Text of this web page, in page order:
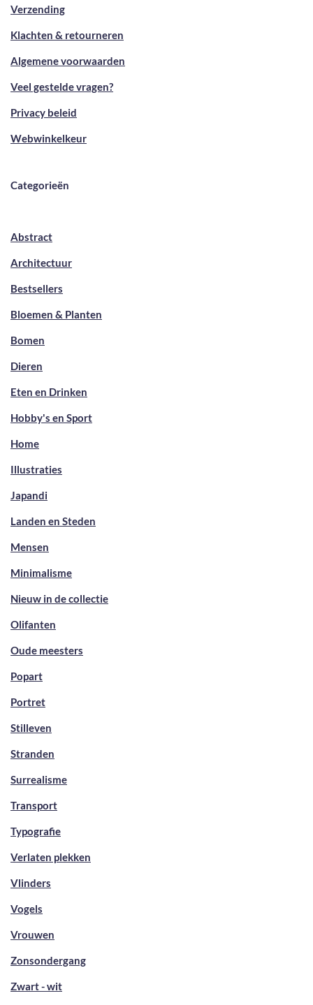
Verzending
Klachten & retourneren
Algemene voorwaarden
Veel gestelde vragen?
Privacy beleid
Webwinkelkeur
Categorieën
Abstract
Architectuur
Bestsellers
Bloemen & Planten
Bomen
Dieren
Eten en Drinken
Hobby's en Sport
Home
Illustraties
Japandi
Landen en Steden
Mensen
Minimalisme
Nieuw in de collectie
Olifanten
Oude meesters
Popart
Portret
Stilleven
Stranden
Surrealisme
Transport
Typografie
Verlaten plekken
Vlinders
Vogels
Vrouwen
Zonsondergang
Zwart - wit